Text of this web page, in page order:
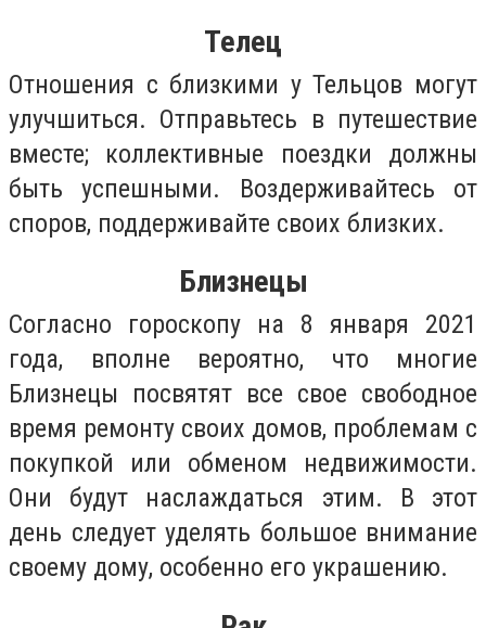
Телец
Отношения с близкими у Тельцов могут
улучшиться. Отправьтесь в путешествие
вместе; коллективные поездки должны
быть успешными. Воздерживайтесь от
споров, поддерживайте своих близких.
Близнецы
Согласно гороскопу на 8 января 2021
года, вполне вероятно, что многие
Близнецы посвятят все свое свободное
время ремонту своих домов, проблемам с
покупкой или обменом недвижимости.
Они будут наслаждаться этим. В этот
день следует уделять большое внимание
своему дому, особенно его украшению.